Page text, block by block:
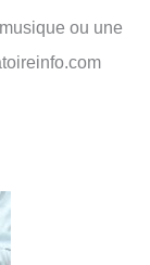
ou une